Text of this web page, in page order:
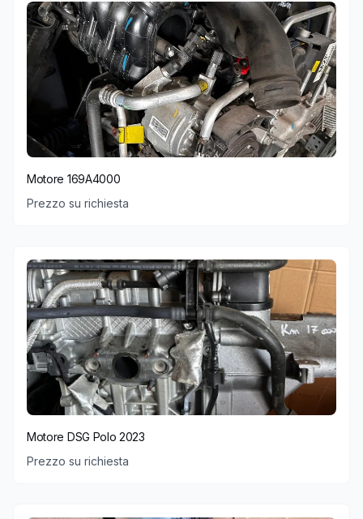
Motore 169A4000
Prezzo su richiesta
Motore DSG Polo 2023
Prezzo su richiesta